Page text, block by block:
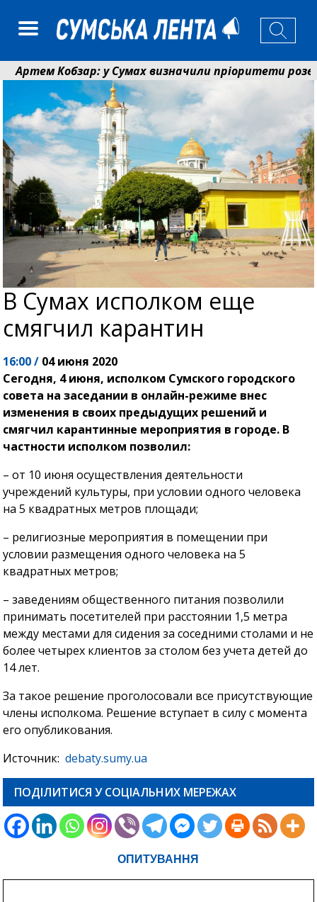
Кобзар: у Сумах визначили пріоритети
8 мільйонів книжок згоріли. Як допомогти
В Сумах исполком еще
смягчил карантин
16:00 / 04 июня 2020
Сегодня, 4 июня, исполком Сумского городского
совета на заседании в онлайн-режиме внес
изменения в своих предыдущих решений и
смягчил карантинные мероприятия в городе. В
частности исполком позволил:
– от 10 июня осуществления деятельности
учреждений культуры, при условии одного человека
на 5 квадратных метров площади;
– религиозные мероприятия в помещении при
условии размещения одного человека на 5
квадратных метров;
– заведениям общественного питания позволили
принимать посетителей при расстоянии 1,5 метра
между местами для сидения за соседними столами и не
более четырех клиентов за столом без учета детей до
14 лет.
За такое решение проголосовали все присутствующие
члены исполкома. Решение вступает в силу с момента
его опубликования.
Источник:debaty.sumy.ua
ПОДІЛИТИСЯ У СОЦІАЛЬНИХ МЕРЕЖАХ
ОПИТУВАННЯ